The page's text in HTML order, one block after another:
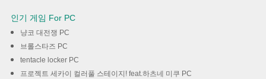
인기 게임 For PC
냥코 대전쟁 PC
브롤스타즈 PC
tentacle locker PC
프로젝트 세카이 컬러풀 스테이지! feat.하츠네 미쿠 PC